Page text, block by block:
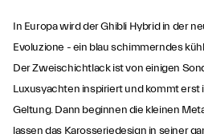
In Europa wird der Ghibli Hybrid in der
Evoluzione - ein blau schimmerndes
Der Zweischichtlack ist von einigen
Luxusyachten inspiriert und kommt
Geltung. Dann beginnen die kleinen
lassen das Karosseriedesign in seiner